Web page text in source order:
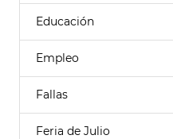
Educación
Empleo
Fallas
Feria de Julio